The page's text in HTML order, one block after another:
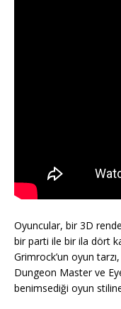
Oyuncular, bir 3D
bir parti ile bir ila dört
Grimrock’un oyun
Dungeon Master ve
benimsediği oyun